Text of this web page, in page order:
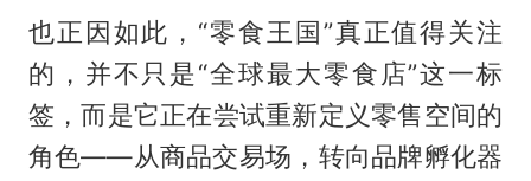
也正因如此，“零食王国”真正值得关注
的，并不只是“全球最大零食店”这一标
签，而是它正在尝试重新定义零售空间的
角色——从商品交易场，转向品牌孵化器